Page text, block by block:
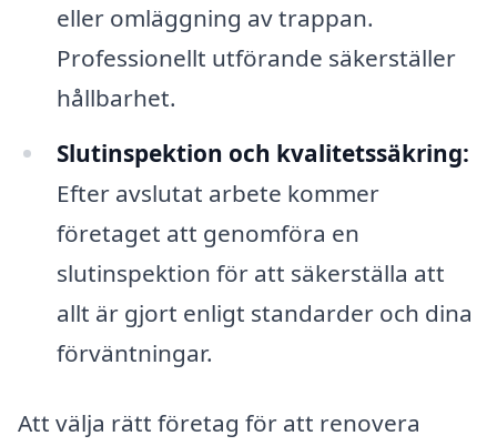
eller omläggning av trappan.
Professionellt utförande säkerställer
hållbarhet.
Slutinspektion och kvalitetssäkring:
Efter avslutat arbete kommer
företaget att genomföra en
slutinspektion för att säkerställa att
allt är gjort enligt standarder och dina
förväntningar.
Att välja rätt företag för att renovera